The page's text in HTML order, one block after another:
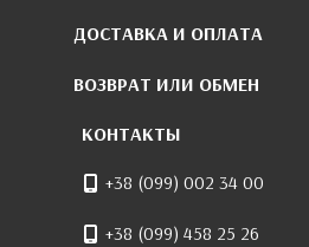
ДОСТАВКА И ОПЛАТА
ВОЗВРАТ ИЛИ ОБМЕН
КОНТАКТЫ
+38 (099) 002 34 00
+38 (099) 458 25 26